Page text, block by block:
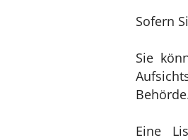
Sofern
Sie
Eine